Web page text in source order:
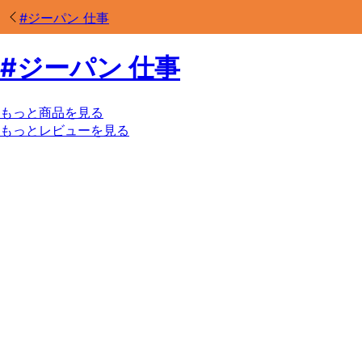
#ジーパン 仕事
#ジーパン 仕事
もっと商品を見る
もっとレビューを見る